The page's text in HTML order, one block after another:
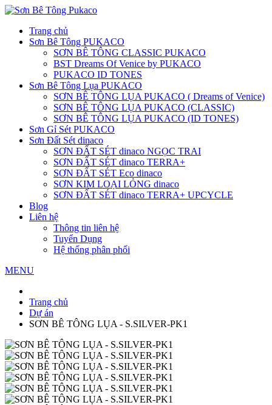
Trang chủ
Sơn Bê Tông PUKACO
SƠN BÊ TÔNG CLASSIC PUKACO
BST Dreams Of Venice by PUKACO
PUKACO ID TONES
Sơn Bê Tông Lụa PUKACO
SƠN BÊ TÔNG LỤA PUKACO ( Dreams of Venice)
SƠN BÊ TÔNG LỤA PUKACO (CLASSIC)
SƠN BÊ TÔNG LỤA PUKACO (ID TONES)
Sơn Gỉ Sét PUKACO
Sơn Đất Sét dinaco
SƠN ĐẤT SÉT dinaco NGỌC TRAI
SƠN ĐẤT SÉT dinaco TERRA+
SƠN ĐẤT SÉT Eco dinaco
SƠN KIM LOẠI LỎNG dinaco
SƠN ĐẤT SÉT dinaco TERRA+ UPCYCLE
Blog
Liên hệ
Thông tin liên hệ
Tuyển Dụng
Hệ thống phân phối
MENU
Trang chủ
Dự án
SƠN BÊ TÔNG LỤA - S.SILVER-PK1